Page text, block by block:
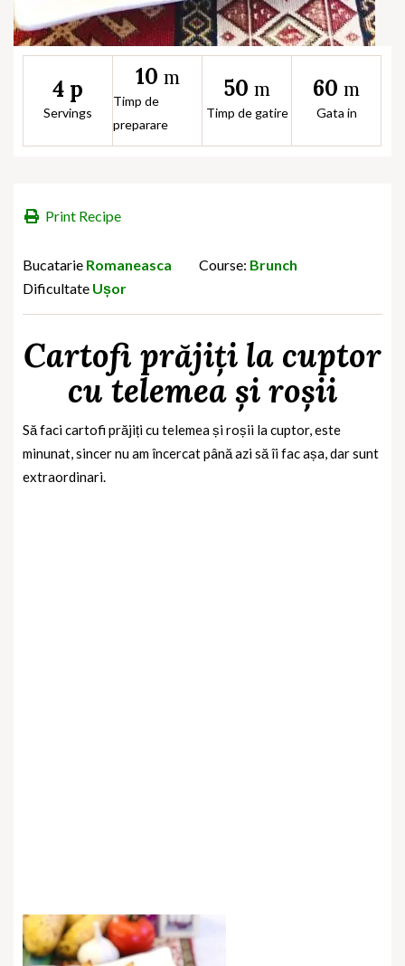
4 p
Servings
10 m
Timp de
preparare
50 m
Timp de gatire
60 m
Gata in
Print Recipe
Bucatarie Romaneasca Course: Brunch
Dificultate Ușor
Cartofi prăjiți la cuptor
cu telemea și roșii
Să faci cartofi prăjiți cu telemea și roșii la cuptor, este
minunat, sincer nu am încercat până azi să îi fac așa, dar sunt
extraordinari.